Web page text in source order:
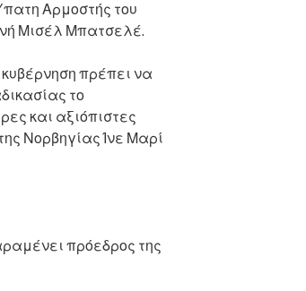
Αρμοστής του
Μισέλ Μπατσελέ.
κυβέρνηση πρέπει να
το
και αξιόπιστες
Νορβηγίας Ίνε Μαρί
πρόεδρος της